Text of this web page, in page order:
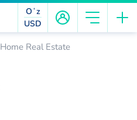
Oʻz
USD
Home Real Estate